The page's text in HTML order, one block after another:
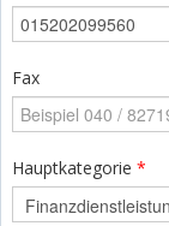
Fax
Hauptkategorie *